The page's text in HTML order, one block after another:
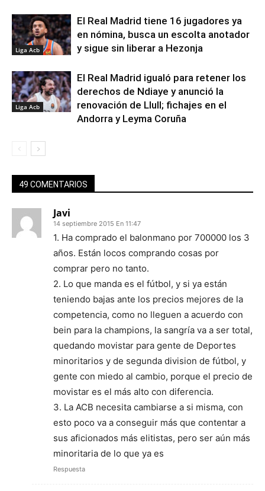
Liga Acb
El Real Madrid tiene 16 jugadores ya
en nómina, busca un escolta anotador
y sigue sin liberar a Hezonja
Liga Acb
El Real Madrid igualó para retener los
derechos de Ndiaye y anunció la
renovación de Llull; fichajes en el
Andorra y Leyma Coruña
49 COMENTARIOS
Javi
14 septiembre 2015 En 11:47
1. Ha comprado el balonmano por 700000 los 3
años. Están locos comprando cosas por
comprar pero no tanto.
2. Lo que manda es el fútbol, y si ya están
teniendo bajas ante los precios mejores de la
competencia, como no lleguen a acuerdo con
bein para la champions, la sangría va a ser total,
quedando movistar para gente de Deportes
minoritarios y de segunda division de fútbol, y
gente con miedo al cambio, porque el precio de
movistar es el más alto con diferencia.
3. La ACB necesita cambiarse a si misma, con
esto poco va a conseguir más que contentar a
sus aficionados más elitistas, pero ser aún más
minoritaria de lo que ya es
Respuesta